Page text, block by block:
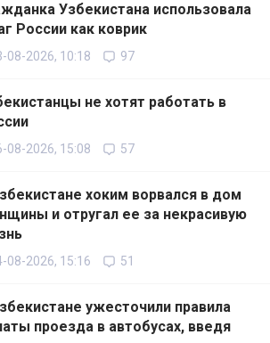
Узбекистана использовала
России как коврик
08-2026, 10:18 97
не хотят работать в
08-2026, 15:08 57
хоким ворвался в дом
и отругал ее за некрасивую
08-2026, 15:16 51
ужесточили правила
проезда в автобусах, введя